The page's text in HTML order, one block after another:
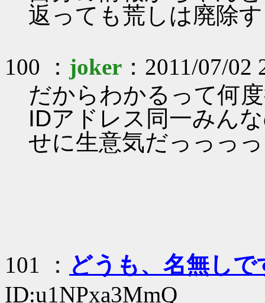
返っても荒しは廃除
100 ： joker ：2011/07/
だからわかるって何
IDアドレス同一みん
せに生意気だっっっ
101 ： どうも、名無しで
ID:u1NPxa3MmQ